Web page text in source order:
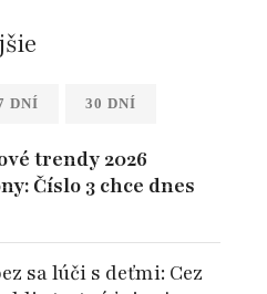
DNÍ 30 DNÍ
trendy 2026
Číslo 3 chce dnes
sa lúči s deťmi: Cez